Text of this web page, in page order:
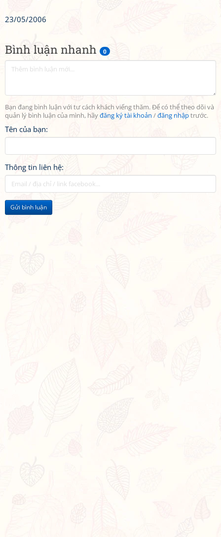
Bình luận nhanh 0
Bạn đang bình luận với tư cách khách viếng thăm. Để có thể theo dõi và
quản lý bình luận của mình, hãyđăng ký tài khoản /đăng nhậptrước.
Tên của bạn:
Thông tin liên hệ:
Gửi bình luận
23/05/2006